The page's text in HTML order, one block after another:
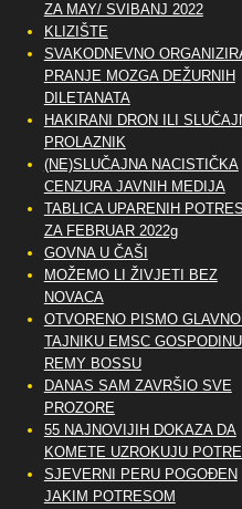
ZA MAY/ SVIBANJ 2022
KLIZIŠTE
SVAKODNEVNO
PRANJE MOZGA DEŽURNIH
DILETANATA
HAKIRANI DRON ILI
PROLAZNIK
(NE)SLUČAJNA NACISTIČKA
CENZURA JAVNIH MEDIJA
TABLICA UPARENIH
ZA FEBRUAR 2022g
GOVNA U ČAŠI
MOŽEMO LI ŽIVJETI BEZ
NOVACA
OTVORENO PISMO
TAJNIKU EMSC GOSPODINU
REMY BOSSU
DANAS SAM ZAVRŠIO SVE
PROZORE
55 NAJNOVIJIH DOKAZA DA
KOMETE UZROKUJU
SJEVERNI PERU POGOĐEN
JAKIM POTRESOM